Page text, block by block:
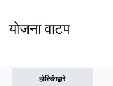
योजना वाटप
होल्डिंगद्वारे